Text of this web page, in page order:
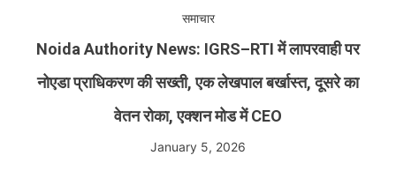
समाचार
Noida Authority News: IGRS–RTI में लापरवाही पर
नोएडा प्राधिकरण की सख्ती, एक लेखपाल बर्खास्त, दूसरे का
वेतन रोका, एक्शन मोड में CEO
January 5, 2026